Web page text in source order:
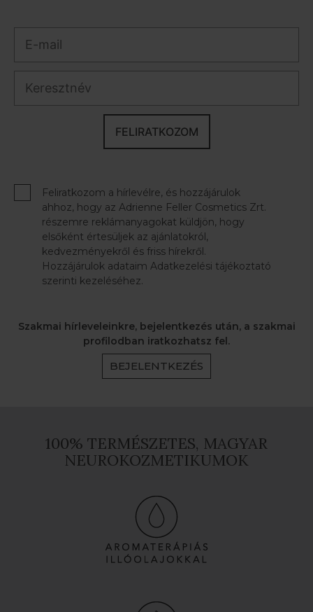
FELIRATKOZOM
Feliratkozom a hírlevélre, és hozzájárulok
ahhoz, hogy az Adrienne Feller Cosmetics Zrt.
részemre reklámanyagokat küldjön, hogy
elsőként értesüljek az ajánlatokról,
kedvezményekről és friss hírekről.
Hozzájárulok adataim Adatkezelési tájékoztató
szerinti kezeléséhez.
Szakmai hírleveleinkre, bejelentkezés után, a szakmai
profilodban iratkozhatsz fel.
BEJELENTKEZÉS
100% TERMÉSZETES, MAGYAR
NEUROKOZMETIKUMOK